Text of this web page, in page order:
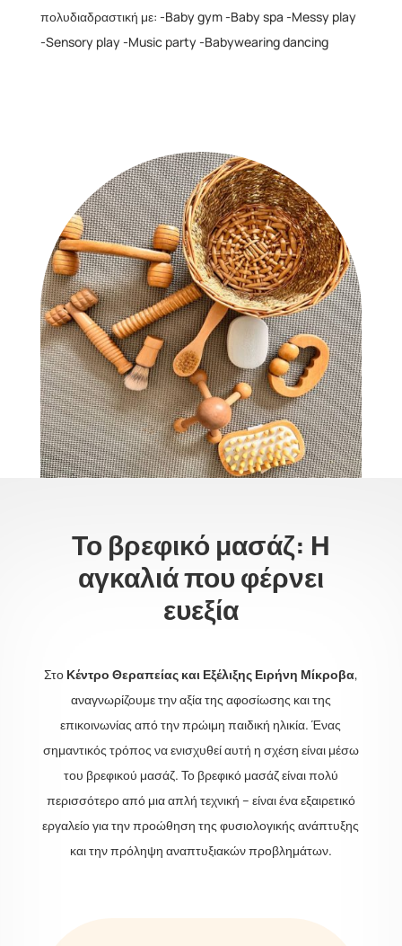
πολυδιαδραστική με: -Baby gym -Baby spa -Messy play
-Sensory play -Music party -Babywearing dancing
Το βρεφικό μασάζ: Η
αγκαλιά που φέρνει
ευεξία
Στο Κέντρο Θεραπείας και Εξέλιξης Ειρήνη Μίκροβα,
αναγνωρίζουμε την αξία της αφοσίωσης και της
επικοινωνίας από την πρώιμη παιδική ηλικία. Ένας
σημαντικός τρόπος να ενισχυθεί αυτή η σχέση είναι μέσω
του βρεφικού μασάζ. Το βρεφικό μασάζ είναι πολύ
περισσότερο από μια απλή τεχνική – είναι ένα εξαιρετικό
εργαλείο για την προώθηση της φυσιολογικής ανάπτυξης
και την πρόληψη αναπτυξιακών προβλημάτων.